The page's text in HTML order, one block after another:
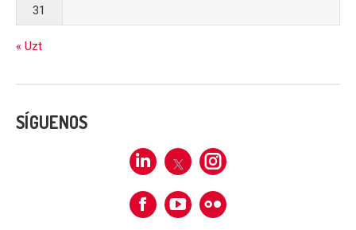
31
« Uzt
SÍGUENOS
Linkedin
X Instagram
FacebookFlickr